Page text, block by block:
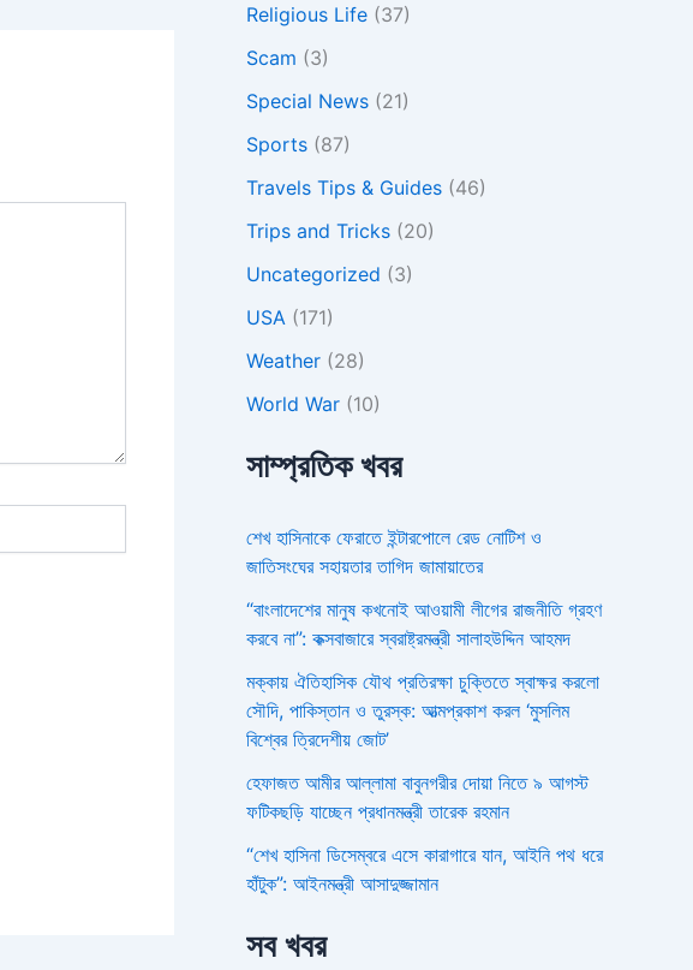
Religious Life (37)
Scam (3)
Special News (21)
Sports (87)
Travels Tips & Guides (46)
Trips and Tricks (20)
Uncategorized (3)
USA (171)
Weather (28)
World War (10)
সাম্প্রতিক খবর
শেখ হাসিনাকে ফেরাতে ইন্টারপোলে রেড নোটিশ ও
জাতিসংঘের সহায়তার তাগিদ জামায়াতের
“বাংলাদেশের মানুষ কখনোই আওয়ামী লীগের রাজনীতি গ্রহণ
করবে না”: কক্সবাজারে স্বরাষ্ট্রমন্ত্রী সালাহউদ্দিন আহমদ
মক্কায় ঐতিহাসিক যৌথ প্রতিরক্ষা চুক্তিতে স্বাক্ষর করলো
সৌদি, পাকিস্তান ও তুরস্ক: আত্মপ্রকাশ করল ‘মুসলিম
বিশ্বের ত্রিদেশীয় জোট’
হেফাজত আমীর আল্লামা বাবুনগরীর দোয়া নিতে ৯ আগস্ট
ফটিকছড়ি যাচ্ছেন প্রধানমন্ত্রী তারেক রহমান
“শেখ হাসিনা ডিসেম্বরে এসে কারাগারে যান, আইনি পথ ধরে
হাঁটুক”: আইনমন্ত্রী আসাদুজ্জামান
সব খবর